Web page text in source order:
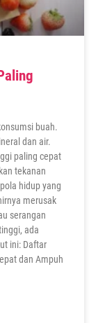
buah.
dan air.
paling cepat
tekanan
hidup yang
merusak
serangan
ada
ini: Daftar
dan Ampuh